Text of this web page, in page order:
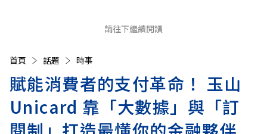
請往下繼續閱讀
首頁 話題 時事
賦能消費者的支付革命！ 玉山
Unicard 靠「大數據」與「訂